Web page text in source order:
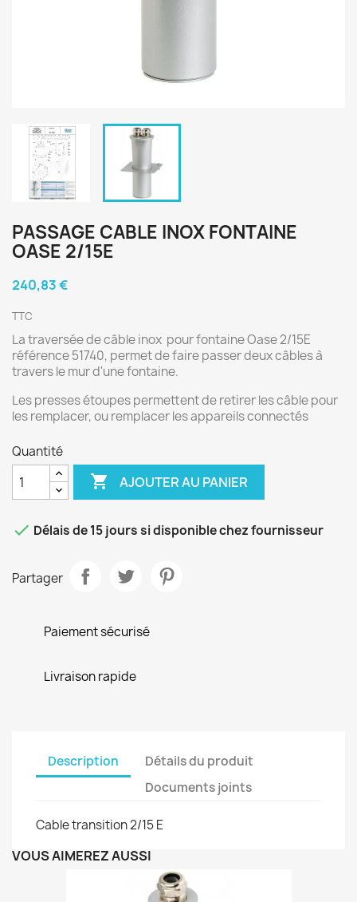
PASSAGE CABLE INOX FONTAINE
OASE 2/15E
240,83 €
TTC
La traversée de câble inox pour fontaine Oase 2/15E
référence 51740, permet de faire passer deux câbles à
travers le mur d'une fontaine.
Les presses étoupes permettent de retirer les câble pour
les remplacer, ou remplacer les appareils connectés
Quantité
 AJOUTER AU PANIER
 Délais de 15 jours si disponible chez fournisseur
Partager
Paiement sécurisé
Livraison rapide
Description
Détails du produit
Documents joints
Cable transition 2/15 E
VOUS AIMEREZ AUSSI